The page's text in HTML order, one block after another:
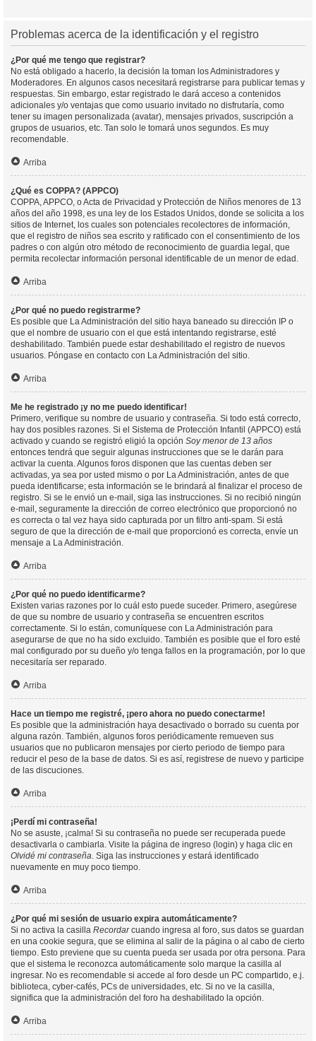
Problemas acerca de la identificación y el registro
¿Por qué me tengo que registrar?
No está obligado a hacerlo, la decisión la toman los Administradores y
Moderadores. En algunos casos necesitará registrarse para publicar temas y
respuestas. Sin embargo, estar registrado le dará acceso a contenidos
adicionales y/o ventajas que como usuario invitado no disfrutaría, como
tener su imagen personalizada (avatar), mensajes privados, suscripción a
grupos de usuarios, etc. Tan solo le tomará unos segundos. Es muy
recomendable.
Arriba
¿Qué es COPPA? (APPCO)
COPPA, APPCO, o Acta de Privacidad y Protección de Niños menores de 13
años del año 1998, es una ley de los Estados Unidos, donde se solicita a los
sitios de Internet, los cuales son potenciales recolectores de información,
que el registro de niños sea escrito y ratificado con el consentimiento de los
padres o con algún otro método de reconocimiento de guardia legal, que
permita recolectar información personal identificable de un menor de edad.
Arriba
¿Por qué no puedo registrarme?
Es posible que La Administración del sitio haya baneado su dirección IP o
que el nombre de usuario con el que está intentando registrarse, esté
deshabilitado. También puede estar deshabilitado el registro de nuevos
usuarios. Póngase en contacto con La Administración del sitio.
Arriba
Me he registrado ¡y no me puedo identificar!
Primero, verifique su nombre de usuario y contraseña. Si todo está correcto,
hay dos posibles razones. Si el Sistema de Protección Infantil (APPCO) está
activado y cuando se registró eligió la opción Soy menor de 13 años
entonces tendrá que seguir algunas instrucciones que se le darán para
activar la cuenta. Algunos foros disponen que las cuentas deben ser
activadas, ya sea por usted mismo o por La Administración, antes de que
pueda identificarse; esta información se le brindará al finalizar el proceso de
registro. Si se le envió un e-mail, siga las instrucciones. Si no recibió ningún
e-mail, seguramente la dirección de correo electrónico que proporcionó no
es correcta o tal vez haya sido capturada por un filtro anti-spam. Si está
seguro de que la dirección de e-mail que proporcionó es correcta, envíe un
mensaje a La Administración.
Arriba
¿Por qué no puedo identificarme?
Existen varias razones por lo cuál esto puede suceder. Primero, asegúrese
de que su nombre de usuario y contraseña se encuentren escritos
correctamente. Si lo están, comuníquese con La Administración para
asegurarse de que no ha sido excluido. También es posible que el foro esté
mal configurado por su dueño y/o tenga fallos en la programación, por lo que
necesitaría ser reparado.
Arriba
Hace un tiempo me registré, ¡pero ahora no puedo conectarme!
Es posible que la administración haya desactivado o borrado su cuenta por
alguna razón. También, algunos foros periódicamente remueven sus
usuarios que no publicaron mensajes por cierto periodo de tiempo para
reducir el peso de la base de datos. Si es así, registrese de nuevo y participe
de las discuciones.
Arriba
¡Perdí mi contraseña!
No se asuste, ¡calma! Si su contraseña no puede ser recuperada puede
desactivarla o cambiarla. Visite la página de ingreso (login) y haga clic en
Olvidé mi contraseña. Siga las instrucciones y estará identificado
nuevamente en muy poco tiempo.
Arriba
¿Por qué mi sesión de usuario expira automáticamente?
Si no activa la casilla Recordarcuando ingresa al foro, sus datos se guardan
en una cookie segura, que se elimina al salir de la página o al cabo de cierto
tiempo. Esto previene que su cuenta pueda ser usada por otra persona. Para
que el sistema le reconozca automáticamente solo marque la casilla al
ingresar. No es recomendable si accede al foro desde un PC compartido, e.j.
biblioteca, cyber-cafés, PCs de universidades, etc. Si no ve la casilla,
significa que la administración del foro ha deshabilitado la opción.
Arriba